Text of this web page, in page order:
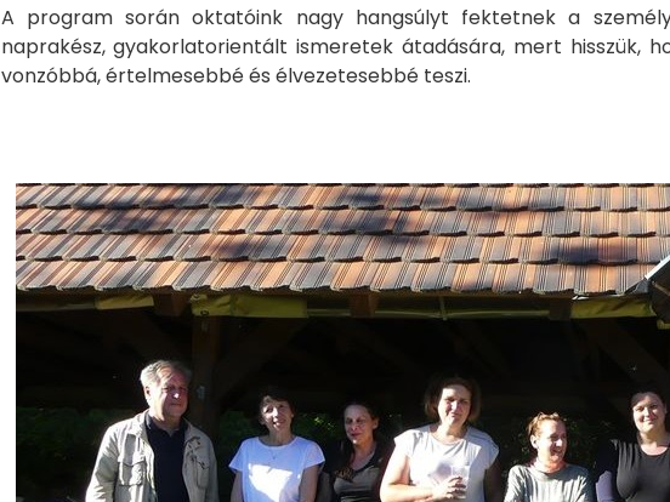
A program során oktatóink nagy hangsúlyt fektetnek a
naprakész, gyakorlatorientált ismeretek átadására, mert hisszük,
vonzóbbá, értelmesebbé és élvezetesebbé teszi.